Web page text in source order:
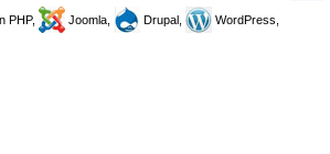
PHP, Joomla, Drupal,
WordPress,